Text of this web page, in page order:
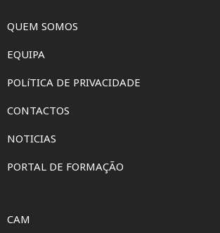
QUEM SOMOS
EQUIPA
POLíTICA DE PRIVACIDADE
CONTACTOS
NOTICIAS
PORTAL DE FORMAÇÃO
CAM